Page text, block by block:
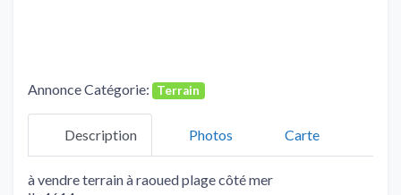
Annonce Catégorie: Terrain
Description Photos Carte
à vendre terrain à raoued plage côté mer